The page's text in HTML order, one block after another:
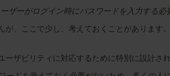
ザーがログイン時にパスワードを入力する必
が、ここで少し、考えておくことがありま
ーザビリティに対応するために特別に設計さ